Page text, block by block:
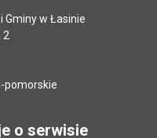
Gminy w Łasinie
2
pomorskie
o serwisie